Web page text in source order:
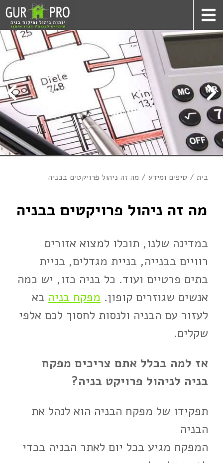
בית טיפים ומידע מה זה ניהול פרויקטים בבניה
מה זה ניהול פרויקטים בבניה
במדינה שלנו, תוכלו למצוא אזורים
רוויים בבנייה, בניית מגדלים, בניית
בתים פרטיים ועוד. כל בניה כזו, יש כמה
אנשים שגוזרים קופון. מפקח בניה בא
לעזור עם הבניה ולנסות לחסוך לכם אלפי
שקלים.
אז למה בכלל אתם צריכים מפקח
בניה לניהול פרויקט בניה?
תפקידו של מפקח הבניה הוא לנהל את
הבניה
המפקח מגיע בכל יום לאתר הבניה בכדי